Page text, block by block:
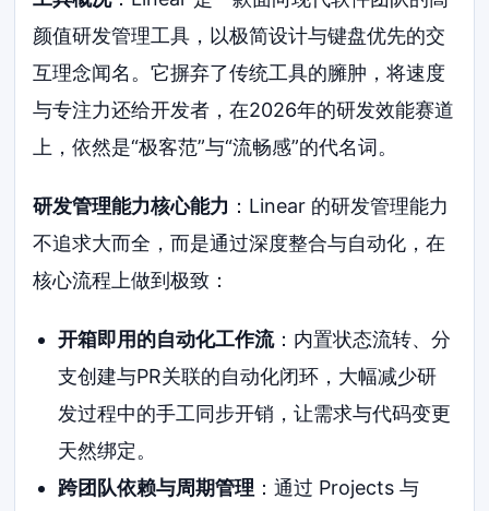
颜值研发管理工具，以极简设计与键盘优先的交
互理念闻名。它摒弃了传统工具的臃肿，将速度
与专注力还给开发者，在2026年的研发效能赛道
上，依然是“极客范”与“流畅感”的代名词。
研发管理能力核心能力 ：Linear 的研发管理能力
不追求大而全，而是通过深度整合与自动化，在
核心流程上做到极致：
开箱即用的自动化工作流：内置状态流转、分
支创建与PR关联的自动化闭环，大幅减少研
发过程中的手工同步开销，让需求与代码变更
天然绑定。
跨团队依赖与周期管理 ：通过 Projects 与